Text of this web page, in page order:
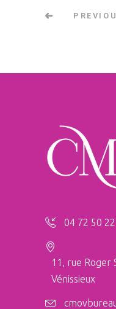
04 72 50
11, rue Roger
Vénissieux